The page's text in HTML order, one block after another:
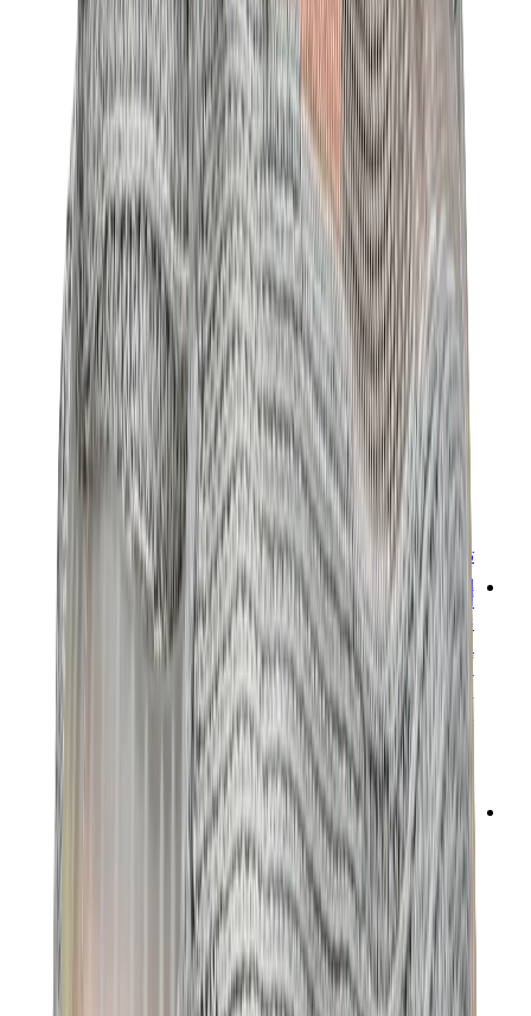
ملابس ترافيس سكوت
فير أوف غاد × إيسنشالز
ريبرزنت
درو
View All العلامات
تيشيرتات
إكسسوارات
أحزمة
نظارات شمسية
قبعات وكاب
أربطة الأحذية
منتجات العناية بالسنيكرز
أساور
سكيت بورد
مقتنيات
ني دوه
بوكيمون
ون بيس
بانيني
سوني انجل
بوب مارت
لابوبو
بانكسي